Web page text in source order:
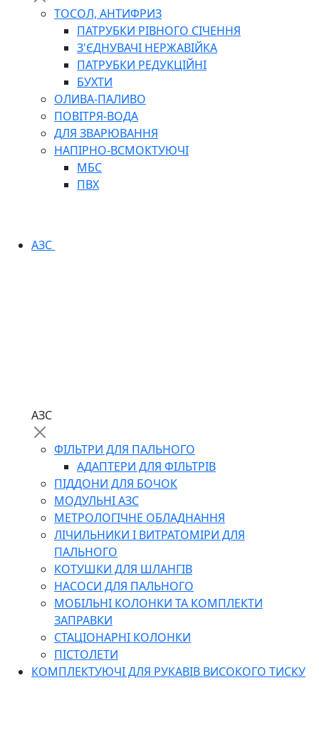
ТОСОЛ, АНТИФРИЗ
ПАТРУБКИ РІВНОГО СІЧЕННЯ
З'ЄДНУВАЧІ НЕРЖАВІЙКА
ПАТРУБКИ РЕДУКЦІЙНІ
БУХТИ
ОЛИВА-ПАЛИВО
ПОВІТРЯ-ВОДА
ДЛЯ ЗВАРЮВАННЯ
НАПІРНО-ВСМОКТУЮЧІ
МБС
ПВХ
АЗС
АЗС
ФІЛЬТРИ ДЛЯ ПАЛЬНОГО
АДАПТЕРИ ДЛЯ ФІЛЬТРІВ
ПІДДОНИ ДЛЯ БОЧОК
МОДУЛЬНІ АЗС
МЕТРОЛОГІЧНЕ ОБЛАДНАННЯ
ЛІЧИЛЬНИКИ І ВИТРАТОМІРИ ДЛЯ
ПАЛЬНОГО
КОТУШКИ ДЛЯ ШЛАНГІВ
НАСОСИ ДЛЯ ПАЛЬНОГО
МОБІЛЬНІ КОЛОНКИ ТА КОМПЛЕКТИ
ЗАПРАВКИ
СТАЦІОНАРНІ КОЛОНКИ
ПІСТОЛЕТИ
КОМПЛЕКТУЮЧІ ДЛЯ РУКАВІВ ВИСОКОГО ТИСКУ